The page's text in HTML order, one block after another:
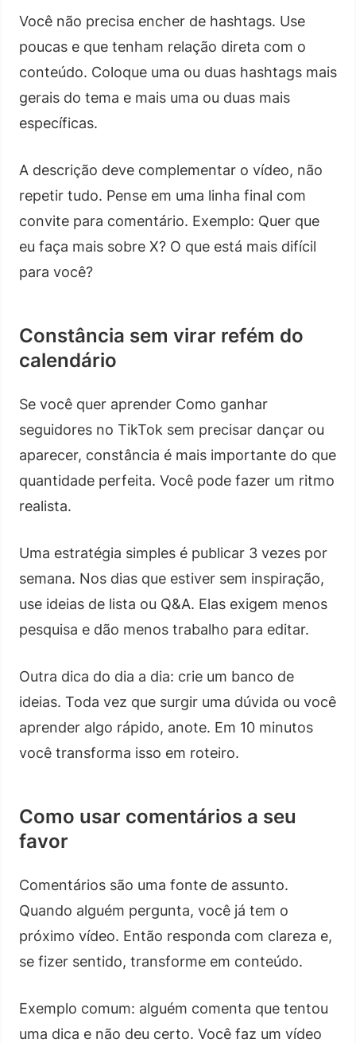
Você não precisa encher de hashtags. Use
poucas e que tenham relação direta com o
conteúdo. Coloque uma ou duas hashtags mais
gerais do tema e mais uma ou duas mais
específicas.
A descrição deve complementar o vídeo, não
repetir tudo. Pense em uma linha final com
convite para comentário. Exemplo: Quer que
eu faça mais sobre X? O que está mais difícil
para você?
Constância sem virar refém do
calendário
Se você quer aprender Como ganhar
seguidores no TikTok sem precisar dançar ou
aparecer, constância é mais importante do que
quantidade perfeita. Você pode fazer um ritmo
realista.
Uma estratégia simples é publicar 3 vezes por
semana. Nos dias que estiver sem inspiração,
use ideias de lista ou Q&A. Elas exigem menos
pesquisa e dão menos trabalho para editar.
Outra dica do dia a dia: crie um banco de
ideias. Toda vez que surgir uma dúvida ou você
aprender algo rápido, anote. Em 10 minutos
você transforma isso em roteiro.
Como usar comentários a seu
favor
Comentários são uma fonte de assunto.
Quando alguém pergunta, você já tem o
próximo vídeo. Então responda com clareza e,
se fizer sentido, transforme em conteúdo.
Exemplo comum: alguém comenta que tentou
uma dica e não deu certo. Você faz um vídeo